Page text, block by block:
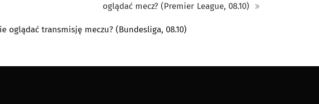
oglądać mecz? (Premier League, 08.10)
oglądać transmisję meczu? (Bundesliga, 08.10)